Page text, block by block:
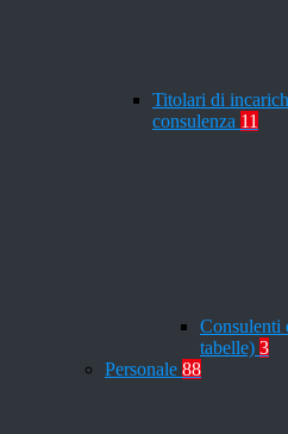
Titolari di
consulenza 11
Consulenti
tabelle) 3
Personale 88